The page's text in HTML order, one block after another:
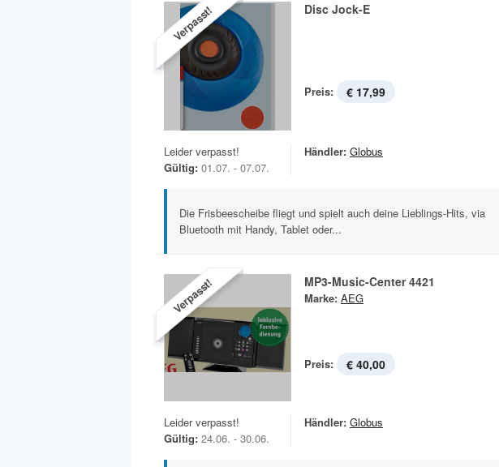
Verpasst! Disc Jock-E
Preis: € 17,99
Leider verpasst!
Gültig: 01.07. - 07.07.
Händler: Globus
Die Frisbeescheibe fliegt und spielt auch deine Lieblings-Hits, via
Bluetooth mit Handy, Tablet oder...
Verpasst! MP3-Music-Center 4421
Marke: AEG
Preis: € 40,00
Leider verpasst!
Gültig: 24.06. - 30.06.
Händler: Globus